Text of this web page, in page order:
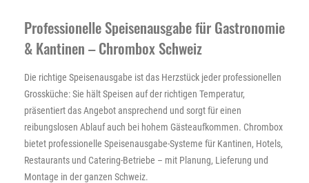
Professionelle Speisenausgabe für Gastronomie
& Kantinen – Chrombox Schweiz
Die richtige Speisenausgabe ist das Herzstück jeder professionellen
Grossküche: Sie hält Speisen auf der richtigen Temperatur,
präsentiert das Angebot ansprechend und sorgt für einen
reibungslosen Ablauf auch bei hohem Gästeaufkommen. Chrombox
bietet professionelle Speisenausgabe-Systeme für Kantinen, Hotels,
Restaurants und Catering-Betriebe – mit Planung, Lieferung und
Montage in der ganzen Schweiz.